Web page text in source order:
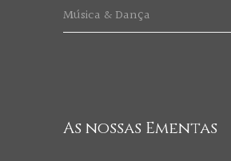
Música & Dança
As nossas Ementas